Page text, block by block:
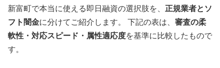
新富町で本当に使える即日融資の選択肢を、 正規業者とソ
フト闇金に分けてご紹介します。 下記の表は、 審査の柔
軟性・対応スピード・属性適応度を基準に比較したもので
す。